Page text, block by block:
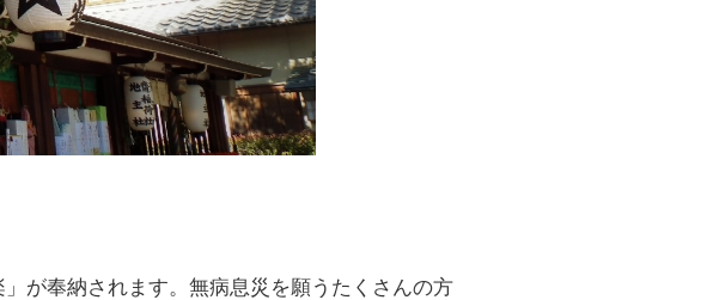
が奉納されます。無病息災を願うたくさんの方